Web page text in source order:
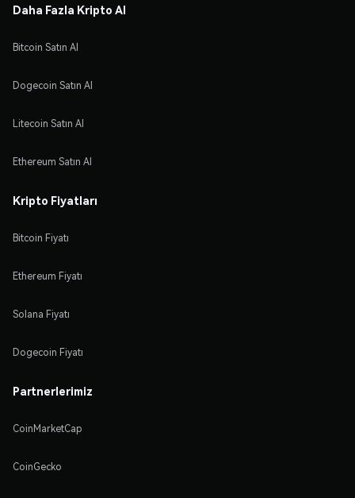
Daha Fazla Kripto Al
Bitcoin Satın Al
Dogecoin Satın Al
Litecoin Satın Al
Ethereum Satın Al
Kripto Fiyatları
Bitcoin Fiyatı
Ethereum Fiyatı
Solana Fiyatı
Dogecoin Fiyatı
Partnerlerimiz
CoinMarketCap
CoinGecko